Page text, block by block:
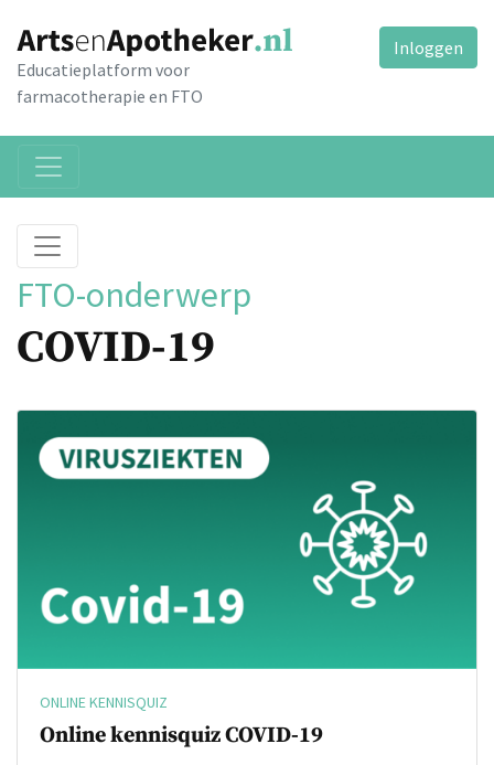
Educatieplatform voor
farmacotherapie en FTO
Inloggen
FTO-onderwerp
COVID-19
ONLINE KENNISQUIZ
Online kennisquiz COVID-19